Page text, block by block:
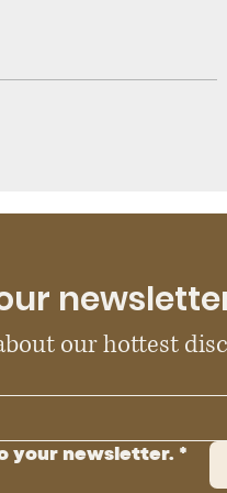
our hottest
your newsletter. *